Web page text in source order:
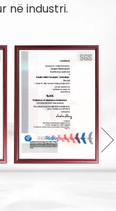
në industri.